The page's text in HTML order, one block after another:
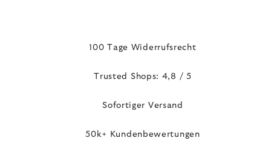
100 Tage Widerrufsrecht
Trusted Shops: 4,8 / 5
Sofortiger Versand
50k+ Kundenbewertungen